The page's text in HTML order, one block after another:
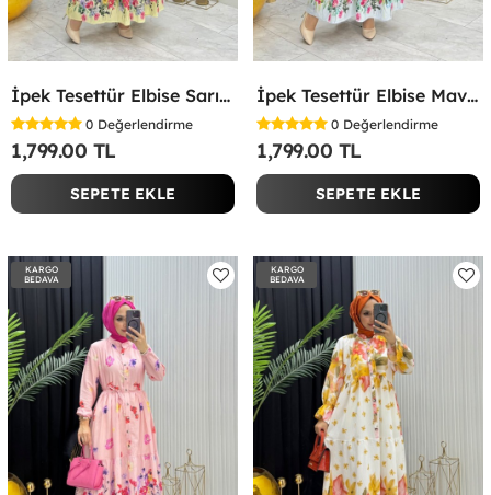
İpek Tesettür Elbise Sarı Sarı
0 Değerlendirme
1,799.00 TL
SEPETE EKLE
İpek Tesettür Elbise Mavi Mavi
0 Değerlendirme
1,799.00 TL
SEPETE EKLE
KARGO
BEDAVA
KARGO
BEDAVA